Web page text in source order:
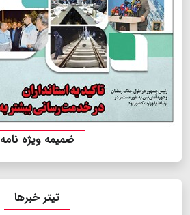
ضمیمه ویژه نامه
تیتر خبرها